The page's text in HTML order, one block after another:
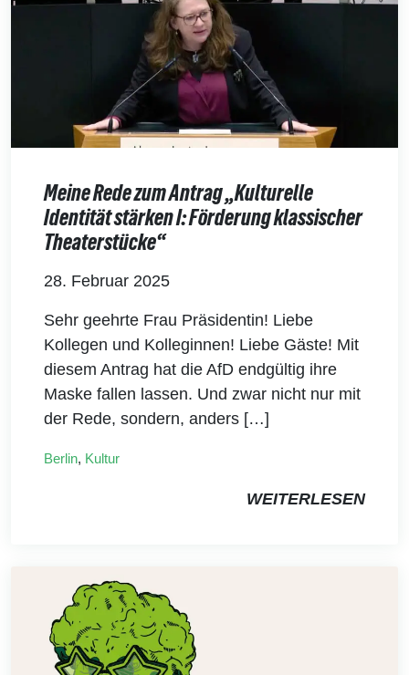
Meine Rede zum Antrag „Kulturelle
Identität stärken I: Förderung klassischer
Theaterstücke“
28. Februar 2025
Sehr geehrte Frau Präsidentin! Liebe
Kollegen und Kolleginnen! Liebe Gäste! Mit
diesem Antrag hat die AfD endgültig ihre
Maske fallen lassen. Und zwar nicht nur mit
der Rede, sondern, anders […]
Berlin, Kultur
WEITERLESEN